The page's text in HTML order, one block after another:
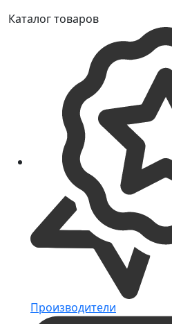
Каталог товаров
Производители